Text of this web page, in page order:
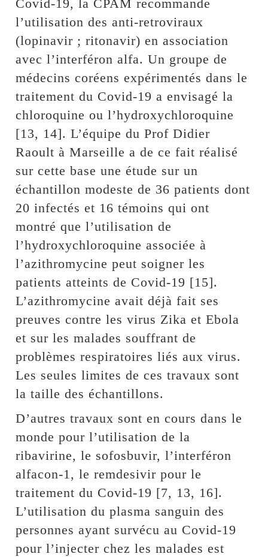
Covid-19, la CPAM recommande
l’utilisation des anti-retroviraux
(lopinavir ; ritonavir) en association
avec l’interféron alfa. Un groupe de
médecins coréens expérimentés dans le
traitement du Covid-19 a envisagé la
chloroquine ou l’hydroxychloroquine
[13, 14]. L’équipe du Prof Didier
Raoult à Marseille a de ce fait réalisé
sur cette base une étude sur un
échantillon modeste de 36 patients dont
20 infectés et 16 témoins qui ont
montré que l’utilisation de
l’hydroxychloroquine associée à
l’azithromycine peut soigner les
patients atteints de Covid-19 [15].
L’azithromycine avait déjà fait ses
preuves contre les virus Zika et Ebola
et sur les malades souffrant de
problèmes respiratoires liés aux virus.
Les seules limites de ces travaux sont
la taille des échantillons.
D’autres travaux sont en cours dans le
monde pour l’utilisation de la
ribavirine, le sofosbuvir, l’interféron
alfacon-1, le remdesivir pour le
traitement du Covid-19 [7, 13, 16].
L’utilisation du plasma sanguin des
personnes ayant survécu au Covid-19
pour l’injecter chez les malades est